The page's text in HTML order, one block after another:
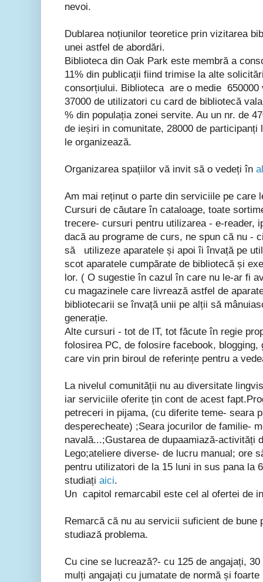
nevoi.
Dublarea noțiunilor teoretice prin vizitarea
unei astfel de abordări.
Biblioteca din Oak Park este membră a
11% din publicații fiind trimise la alte
consorțiului. Biblioteca are o medie 650000
37000 de utilizatori cu card de bibliotecă
% din populația zonei servite. Au un nr. de
de ieșiri in comunitate, 28000 de participanți
le organizează.
Organizarea spațiilor vă invit să o vedeți în
Am mai reținut o parte din serviciile pe care
Cursuri de căutare în cataloage, toate
trecere- cursuri pentru utilizarea - e-reader,
dacă au programe de curs, ne spun că nu -
să utilizeze aparatele și apoi îi învață pe
scot aparatele cumpărate de bibliotecă și
lor. ( O sugestie în cazul în care nu le-ar fi
cu magazinele care livrează astfel de
bibliotecarii se învață unii pe alții să
generație.
Alte cursuri - tot de IT, tot făcute în regie
folosirea PC, de folosire facebook,
care vin prin biroul de referințe pentru a
La nivelul comunității nu au diversitate
iar serviciile oferite țin cont de acest
petreceri in pijama, (cu diferite teme- seara
desperecheate) ;Seara jocurilor de familie-
navală...;Gustarea de dupaamiază-activități
Lego;ateliere diverse- de lucru manual; ore
pentru utilizatori de la 15 luni in sus pana la
studiați aici.
Un capitol remarcabil este cel al ofertei de
Remarcă că nu au servicii suficient de bune
studiază problema.
Cu cine se lucrează?- cu 125 de angajați,
mulți angajați cu jumatate de normă și